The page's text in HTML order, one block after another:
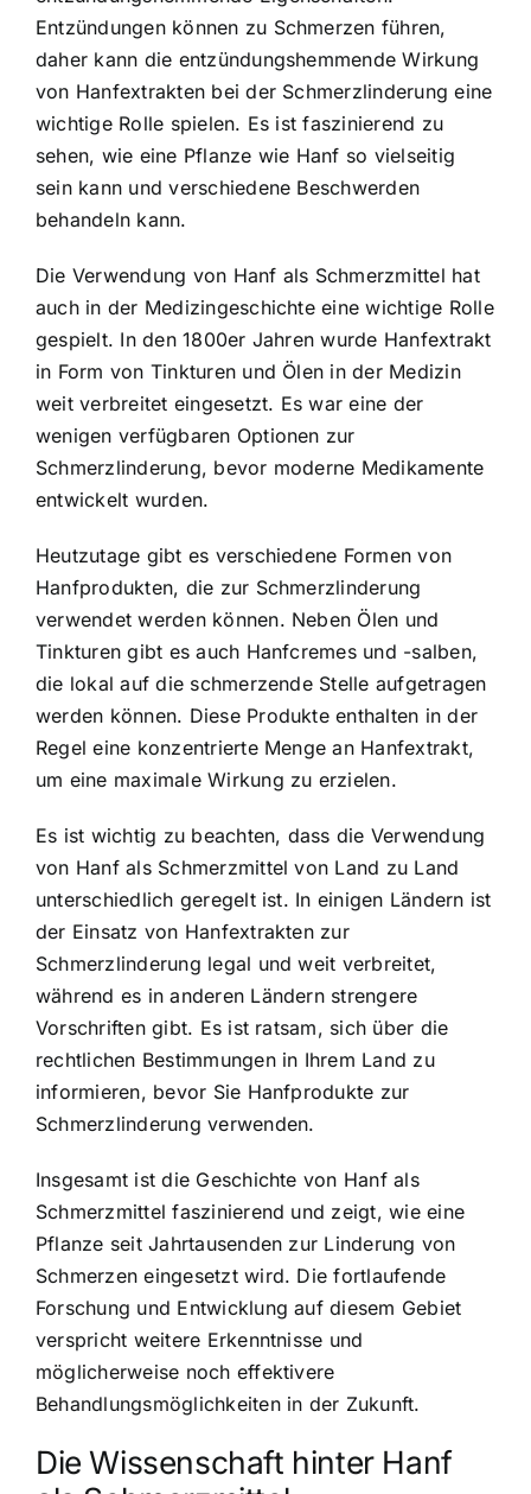
Entzündungen können zu Schmerzen führen,
daher kann die entzündungshemmende Wirkung
von Hanfextrakten bei der Schmerzlinderung eine
wichtige Rolle spielen. Es ist faszinierend zu
sehen, wie eine Pflanze wie Hanf so vielseitig
sein kann und verschiedene Beschwerden
behandeln kann.
Die Verwendung von Hanf als Schmerzmittel hat
auch in der Medizingeschichte eine wichtige Rolle
gespielt. In den 1800er Jahren wurde Hanfextrakt
in Form von Tinkturen und Ölen in der Medizin
weit verbreitet eingesetzt. Es war eine der
wenigen verfügbaren Optionen zur
Schmerzlinderung, bevor moderne Medikamente
entwickelt wurden.
Heutzutage gibt es verschiedene Formen von
Hanfprodukten, die zur Schmerzlinderung
verwendet werden können. Neben Ölen und
Tinkturen gibt es auch Hanfcremes und -salben,
die lokal auf die schmerzende Stelle aufgetragen
werden können. Diese Produkte enthalten in der
Regel eine konzentrierte Menge an Hanfextrakt,
um eine maximale Wirkung zu erzielen.
Es ist wichtig zu beachten, dass die Verwendung
von Hanf als Schmerzmittel von Land zu Land
unterschiedlich geregelt ist. In einigen Ländern ist
der Einsatz von Hanfextrakten zur
Schmerzlinderung legal und weit verbreitet,
während es in anderen Ländern strengere
Vorschriften gibt. Es ist ratsam, sich über die
rechtlichen Bestimmungen in Ihrem Land zu
informieren, bevor Sie Hanfprodukte zur
Schmerzlinderung verwenden.
Insgesamt ist die Geschichte von Hanf als
Schmerzmittel faszinierend und zeigt, wie eine
Pflanze seit Jahrtausenden zur Linderung von
Schmerzen eingesetzt wird. Die fortlaufende
Forschung und Entwicklung auf diesem Gebiet
verspricht weitere Erkenntnisse und
möglicherweise noch effektivere
Behandlungsmöglichkeiten in der Zukunft.
Die Wissenschaft hinter Hanf